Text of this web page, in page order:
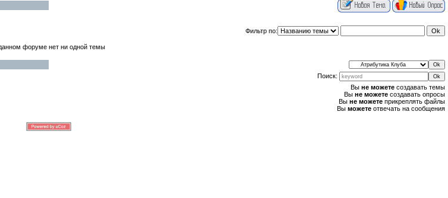
Фильтр по:
форуме нет ни одной темы
Поиск:
Вы не можете создавать темы
Вы не можете создавать опросы
Вы не можете прикреплять файлы
Вы можете отвечать на сообщения